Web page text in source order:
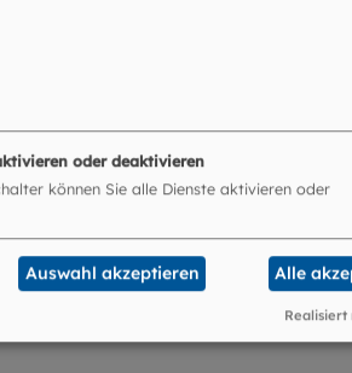
Lastschriftmandats
zur Umsetzung
datenschutzrechtlichen
PDF
oder deaktivieren
können Sie alle Dienste aktivieren oder
Auswahl akzeptieren Alle
Realisiert